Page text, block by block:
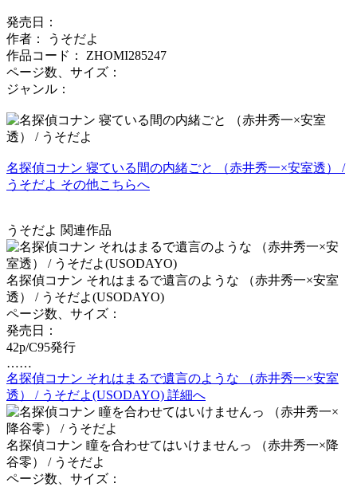
発売日：
作者： うそだよ
作品コード： ZHOMI285247
ページ数、サイズ：
ジャンル：
名探偵コナン 寝ている間の内緒ごと （赤井秀一×安室透） /
うそだよ その他こちらへ
うそだよ 関連作品
名探偵コナン それはまるで遺言のような （赤井秀一×安室
透） / うそだよ(USODAYO)
ページ数、サイズ：
発売日：
42p/C95発行
……
名探偵コナン それはまるで遺言のような （赤井秀一×安室
透） / うそだよ(USODAYO) 詳細へ
名探偵コナン 瞳を合わせてはいけませんっ （赤井秀一×降
谷零） / うそだよ
ページ数、サイズ：